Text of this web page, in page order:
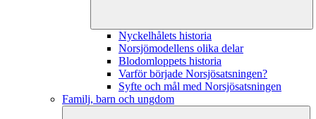
Nyckelhålets historia
Norsjömodellens olika delar
Blodomloppets historia
Varför började Norsjösatsningen?
Syfte och mål med Norsjösatsningen
Familj, barn och ungdom